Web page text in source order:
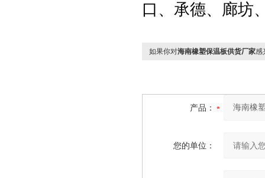
口、承德、廊坊
如果你对海南橡塑保温板供货厂家感
产品：
您的单位：